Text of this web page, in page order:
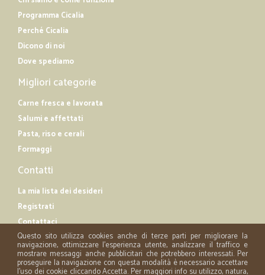
Programma Cicalia
Perché Cicalia
Dicono di noi
Dove spediamo
Migliori categorie
Carne fresca e lavorata
Salumi e affettati
Pasta, riso e cerali
Formaggi
Contatti
La mia lista dei desideri
Registrati
Contattaci
Questo sito utilizza cookies anche di terze parti per migliorare la
navigazione, ottimizzare l'esperienza utente, analizzare il traffico e
mostrare messaggi anche pubblicitari che potrebbero interessati. Per
proseguire la navigazione con questa modalità è necessario accettare
l'uso dei cookie cliccando Accetta. Per maggiori info su utilizzo, natura,